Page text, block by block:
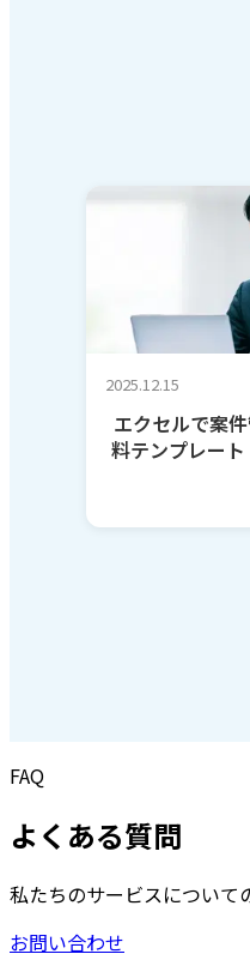
2025.12.15
エクセルで案
料テンプレー
FAQ
よくある質問
私たちのサービスについて
お問い合わせ